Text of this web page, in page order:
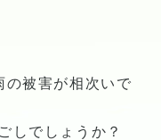
の被害が相次いで
しでしょうか？